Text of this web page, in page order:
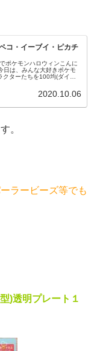
コ・イーブイ・ピカチ
ポケモンハロウィンこんに
日は、みんな大好きポケモ
クターたちを100均(ダイソ
2020.10.06
。
ラービーズ等でも
型)透明プレート１